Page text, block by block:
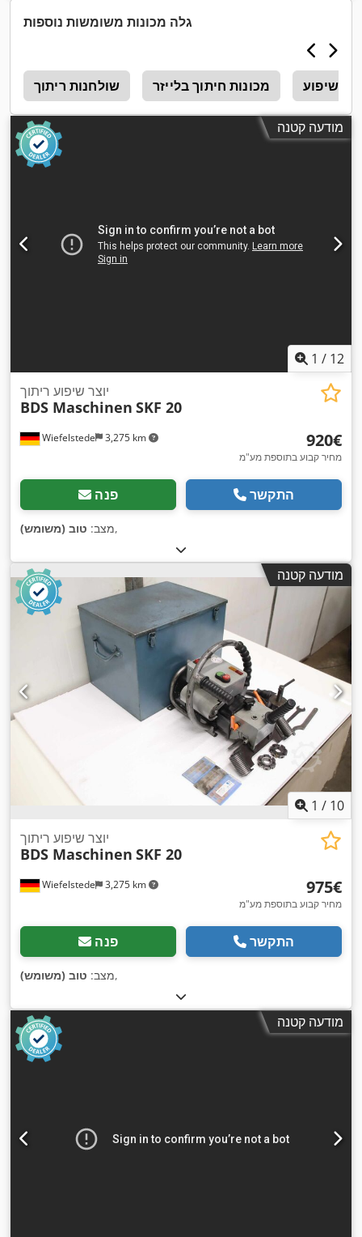
גלה מכונות משומשות נוספות
שולחנות ריתוך מכונות חיתוך בלייזר שיפוע
מודעה קטנה
1 / 12
Wiefelstede 3,275 km
יוצר שיפוע ריתוך
BDS Maschinen SKF 20
‏920 ‏€
מחיר קבוע בתוספת מע"מ
פנה התקשר
מצב: טוב (משומש) ,
מודעה קטנה
1 / 10
Wiefelstede 3,275 km
יוצר שיפוע ריתוך
BDS Maschinen SKF 20
‏975 ‏€
מחיר קבוע בתוספת מע"מ
פנה התקשר
מצב: טוב (משומש) ,
מודעה קטנה